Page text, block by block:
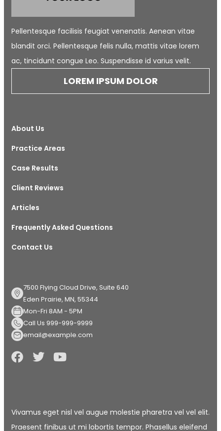
Pellentesque facilisis feugiat venenatis. Aenean vitae
blandit orci. Pellentesque felis nulla, mattis vitae lorem
ac, tincidunt congue Leo. Suspendisse id varius velit.
LOREM IPSUM DOLOR
About Us
Practice Areas
Case Results
Client Reviews
Articles
Frequently Asked Questions
Contact Us
7500 Flying Cloud Drive, Suite 640
Eden Prairie, MN, 55344
Mon-Fri 8AM - 5PM
Call Us 999-999-9999
email@example.com
Vivamus eget nisl vel augue molestie pharetra vel vel elit.
Praesent finibus ut mi lobortis tempor. Phasellus eleifend